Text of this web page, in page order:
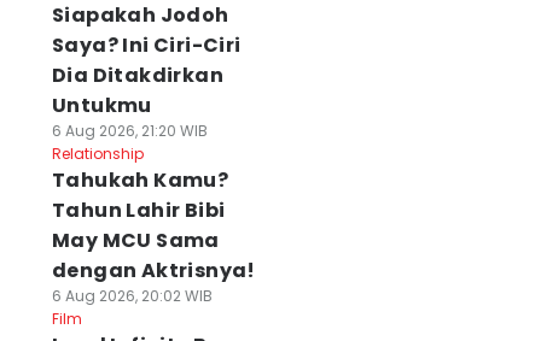
Siapakah Jodoh
Saya? Ini Ciri-Ciri
Dia Ditakdirkan
Untukmu
6 Aug 2026, 21:20 WIB
Relationship
Tahukah Kamu?
Tahun Lahir Bibi
May MCU Sama
dengan Aktrisnya!
6 Aug 2026, 20:02 WIB
Film